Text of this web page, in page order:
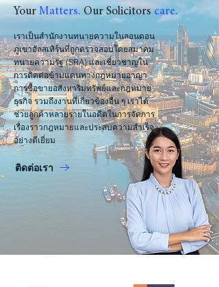
Your Matters. Our Solicitorscare.
เราเป็นสำนักงานทนายความในลอนดอน
ภูเขาอัลสเทิร์นที่ถูกตรวจสอบโดยสมาคม
ทนายความรัฐ (SRA) และเชี่ยวชาญใน
การติดต่อข้ามแดนทางกฎหมายอาญา
การซื้อขายอสังหาริมทรัพย์และกฎหมาย
ธุรกิจ รวมถึงงานที่เกี่ยวข้องอื่น ๆ เราได้
ช่วยลูกค้าหลายรายในอดีตในการจัดการ
เรื่องราวกฎหมายและประสบความสำเร็จ
อย่างดีเยี่ยม
ติดต่อเรา